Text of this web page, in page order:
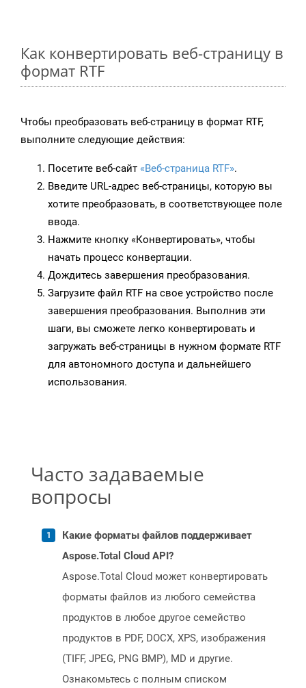
Как конвертировать веб-страницу в
формат RTF
Чтобы преобразовать веб-страницу в формат RTF,
выполните следующие действия:
Посетите веб-сайт «Веб-страница RTF».
Введите URL-адрес веб-страницы, которую вы
хотите преобразовать, в соответствующее поле
ввода.
Нажмите кнопку «Конвертировать», чтобы
начать процесс конвертации.
Дождитесь завершения преобразования.
Загрузите файл RTF на свое устройство после
завершения преобразования. Выполнив эти
шаги, вы сможете легко конвертировать и
загружать веб-страницы в нужном формате RTF
для автономного доступа и дальнейшего
использования.
Часто задаваемые
вопросы
Какие форматы файлов поддерживает
Aspose.Total Cloud API?
Aspose.Total Cloud может конвертировать
форматы файлов из любого семейства
продуктов в любое другое семейство
продуктов в PDF, DOCX, XPS, изображения
(TIFF, JPEG, PNG BMP), MD и другие.
Ознакомьтесь с полным списком